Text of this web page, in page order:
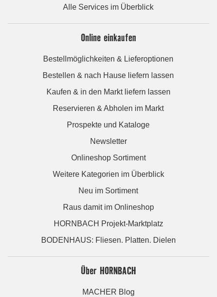
Alle Services im Überblick
Online einkaufen
Bestellmöglichkeiten & Lieferoptionen
Bestellen & nach Hause liefern lassen
Kaufen & in den Markt liefern lassen
Reservieren & Abholen im Markt
Prospekte und Kataloge
Newsletter
Onlineshop Sortiment
Weitere Kategorien im Überblick
Neu im Sortiment
Raus damit im Onlineshop
HORNBACH Projekt-Marktplatz
BODENHAUS: Fliesen. Platten. Dielen
Über HORNBACH
MACHER Blog